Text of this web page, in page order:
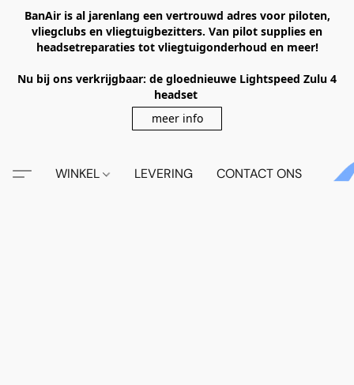
BanAir is al jarenlang een vertrouwd adres voor piloten,
vliegclubs en vliegtuigbezitters. Van pilot supplies en
headsetreparaties tot vliegtuigonderhoud en meer!
Nu bij ons verkrijgbaar: de gloednieuwe Lightspeed Zulu 4
headset
meer info
WINKEL LEVERING CONTACT ONS